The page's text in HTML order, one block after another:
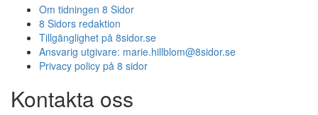
Om tidningen 8 Sidor
8 Sidors redaktion
Tillgänglighet på 8sidor.se
Ansvarig utgivare: marie.hillblom@8sidor.se
Privacy policy på 8 sidor
Kontakta oss